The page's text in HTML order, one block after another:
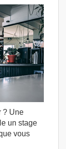
? Une
un stage
vous